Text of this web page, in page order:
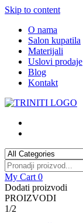
Skip to content
O nama
Salon kupatila
Materijali
Uslovi prodaje
Blog
Kontakt
My Cart 0
Dodati proizvodi
PROIZVODI
1/2